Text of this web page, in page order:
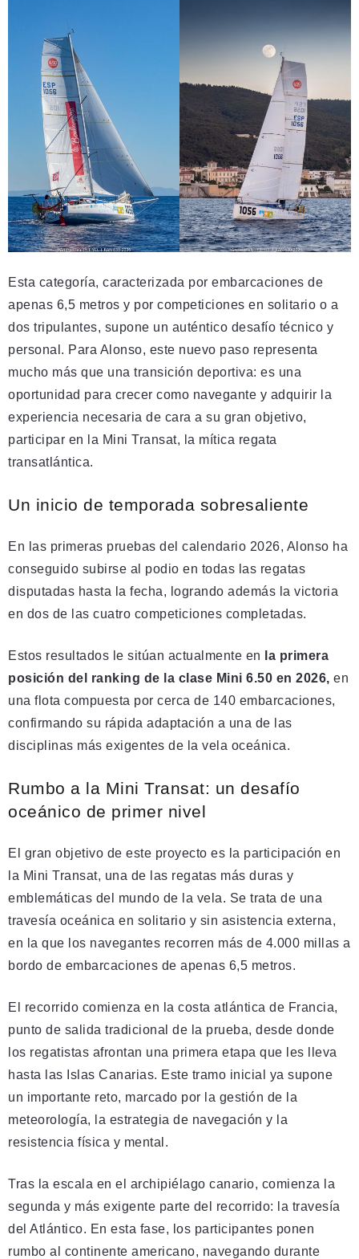
Esta categoría, caracterizada por embarcaciones de
apenas 6,5 metros y por competiciones en solitario o a
dos tripulantes, supone un auténtico desafío técnico y
personal. Para Alonso, este nuevo paso representa
mucho más que una transición deportiva: es una
oportunidad para crecer como navegante y adquirir la
experiencia necesaria de cara a su gran objetivo,
participar en la Mini Transat, la mítica regata
transatlántica.
Un inicio de temporada sobresaliente
En las primeras pruebas del calendario 2026, Alonso ha
conseguido subirse al podio en todas las regatas
disputadas hasta la fecha, logrando además la victoria
en dos de las cuatro competiciones completadas.
Estos resultados le sitúan actualmente en
la primera
posición del ranking de la clase Mini 6.50 en 2026, en
una flota compuesta por cerca de 140 embarcaciones,
confirmando su rápida adaptación a una de las
disciplinas más exigentes de la vela oceánica.
Rumbo a la Mini Transat: un desafío
oceánico de primer nivel
El gran objetivo de este proyecto es la participación en
la Mini Transat, una de las regatas más duras y
emblemáticas del mundo de la vela. Se trata de una
travesía oceánica en solitario y sin asistencia externa,
en la que los navegantes recorren más de 4.000 millas a
bordo de embarcaciones de apenas 6,5 metros.
El recorrido comienza en la costa atlántica de Francia,
punto de salida tradicional de la prueba, desde donde
los regatistas afrontan una primera etapa que les lleva
hasta las Islas Canarias. Este tramo inicial ya supone
un importante reto, marcado por la gestión de la
meteorología, la estrategia de navegación y la
resistencia física y mental.
Tras la escala en el archipiélago canario, comienza la
segunda y más exigente parte del recorrido: la travesía
del Atlántico. En esta fase, los participantes ponen
rumbo al continente americano, navegando durante